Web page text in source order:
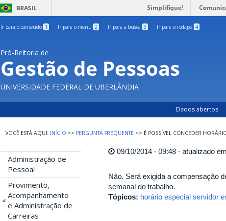
BRASIL Simplifique!
Ir para o conteúdo 1 Ir para o menu 2 Ir para a busca 3 Ir para o rodapé 4
Pró-Reitoria de
Gestão de Pessoas
UNIVERSIDADE FEDERAL DE UBERLÂNDIA
Dados abertos
INÍCIO >> PERGUNTA FREQUENTE >> É POSSÍVEL CONCEDER
Administração de
Pessoal
Provimento,
Acompanhamento
e Administração de
Carreiras
09/10/2014 - 09:48 - atualizado
Não. Será exigida a compensação
semanal do trabalho.
Tópicos: horário especial servidor